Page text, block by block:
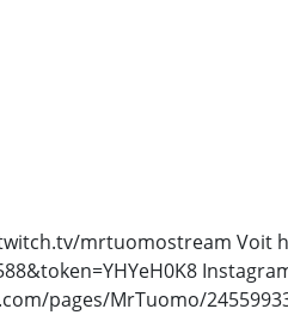
mrtuomostream Voit
pages/MrTuomo/